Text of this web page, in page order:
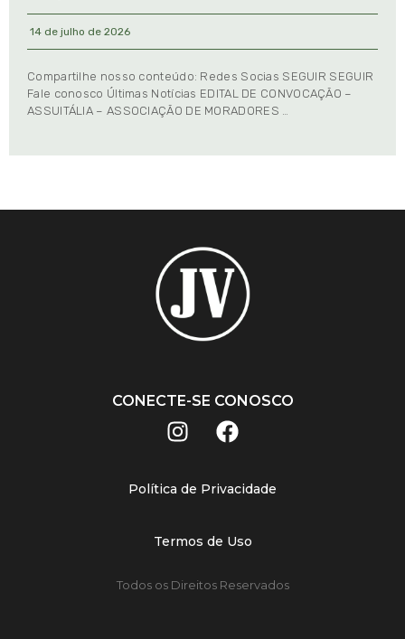
14 de julho de 2026
Compartilhe nosso conteúdo: Redes Socias SEGUIR SEGUIR
Fale conosco Últimas Notícias EDITAL DE CONVOCAÇÃO –
ASSUITÁLIA – ASSOCIAÇÃO DE MORADORES …
CONECTE-SE CONOSCO
Política de Privacidade
Termos de Uso
Todos os Direitos Reservados